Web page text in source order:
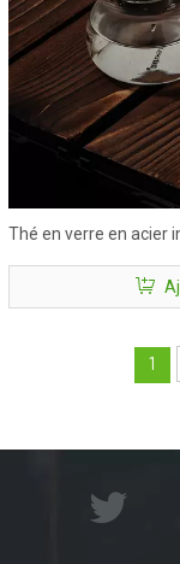
Thé en verre en acier
thé résistant à la
1